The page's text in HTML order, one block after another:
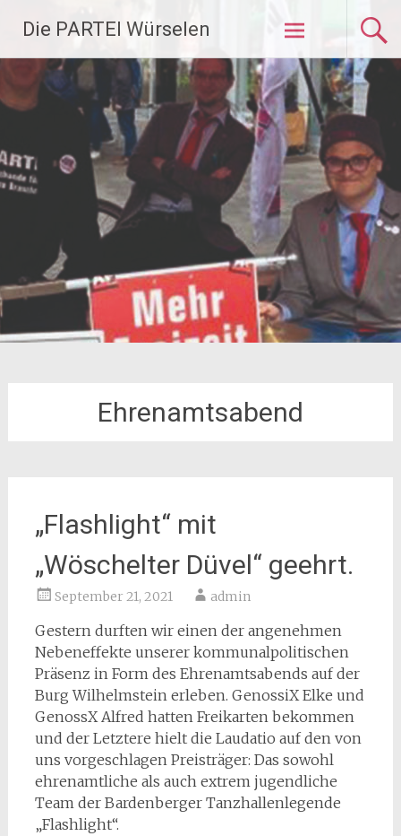
Inhalt
springen
Die PARTEI Würselen
Ehrenamtsabend
„Flashlight“ mit
„Wöschelter Düvel“ geehrt.
September 21, 2021 admin
Gestern durften wir einen der angenehmen
Nebeneffekte unserer kommunalpolitischen
Präsenz in Form des Ehrenamtsabends auf der
Burg Wilhelmstein erleben. GenossiX Elke und
GenossX Alfred hatten Freikarten bekommen
und der Letztere hielt die Laudatio auf den von
uns vorgeschlagen Preisträger: Das sowohl
ehrenamtliche als auch extrem jugendliche
Team der Bardenberger Tanzhallenlegende
„Flashlight“.